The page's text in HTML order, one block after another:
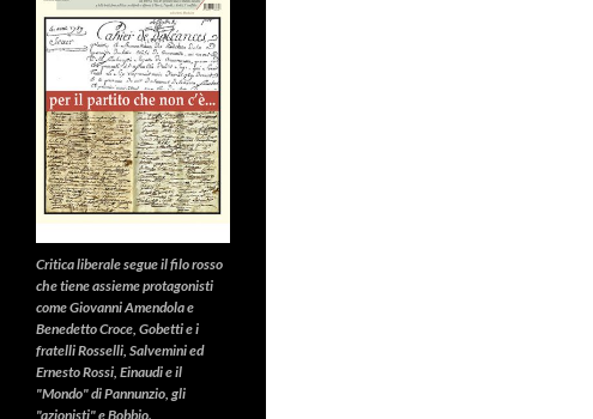
Critica liberalesegue il filo rosso
che tiene assieme protagonisti
come Giovanni Amendola e
Benedetto Croce, Gobetti e i
fratelli Rosselli, Salvemini ed
Ernesto Rossi, Einaudi e il
"Mondo" di Pannunzio, gli
"azionisti" e Bobbio.